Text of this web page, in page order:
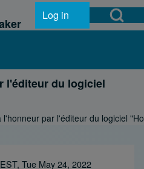
Open Search
User account menu
Log in
l'éditeur du logiciel
l'honneur par l'éditeur du logiciel
Tue May 24, 2022